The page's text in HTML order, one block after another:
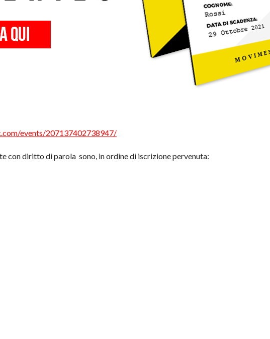
events/207137402738947/
con diritto di parola sono, in ordine di iscrizione pervenuta: